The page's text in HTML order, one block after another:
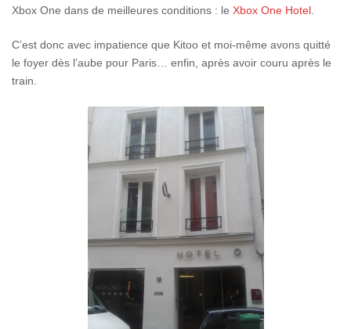
Xbox One dans de meilleures conditions : le Xbox One Hotel
C’est donc avec impatience que Kitoo et moi-même avons quitté
le foyer dès l’aube pour Paris… enfin, après avoir couru après le
train.